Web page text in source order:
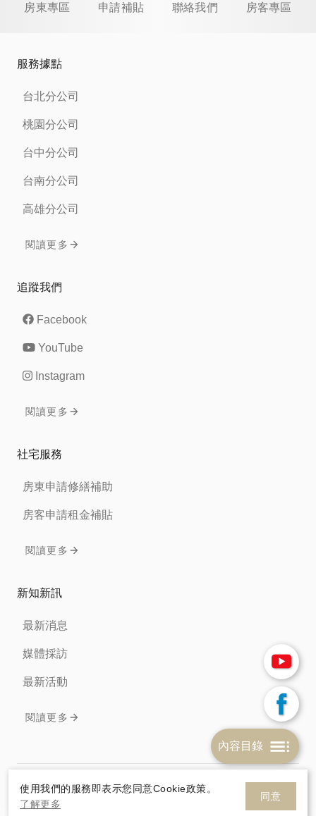
房東專區 申請補貼 聯絡我們 房客專區
服務據點
台北分公司
桃園分公司
台中分公司
台南分公司
高雄分公司
閱讀更多
追蹤我們
Facebook
YouTube
Instagram
閱讀更多
社宅服務
房東申請修繕補助
房客申請租金補貼
閱讀更多
新知新訊
最新消息
媒體採訪
最新活動
閱讀更多
免責聲明 隱私權條款 Cookie政策
內容目錄
使用我們的服務即表示您同意Cookie政策。
了解更多
同意